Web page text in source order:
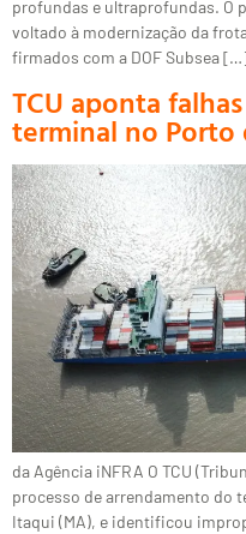
profundas e ultraprofundas. O
voltado à modernização da
firmados com a DOF Subsea
TCU aponta
terminal no Porto
da Agência iNFRA O TCU
processo de arrendamento do
Itaqui (MA), e identificou